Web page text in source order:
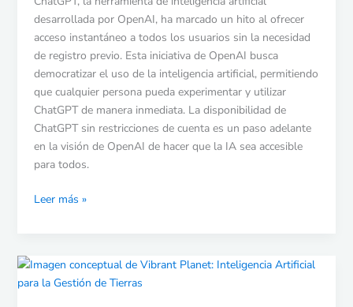
desarrollada por OpenAI, ha marcado un hito al ofrecer
acceso instantáneo a todos los usuarios sin la necesidad
de registro previo. Esta iniciativa de OpenAI busca
democratizar el uso de la inteligencia artificial, permitiendo
que cualquier persona pueda experimentar y utilizar
ChatGPT de manera inmediata. La disponibilidad de
ChatGPT sin restricciones de cuenta es un paso adelante
en la visión de OpenAI de hacer que la IA sea accesible
para todos.
Leer más »
Vibrant
Planet: